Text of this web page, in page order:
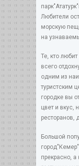
Любители
морскую
на
Те, кто
всего
одним из
туристским
городке вы
цвет и вкус,
ресторанов,
Большой
прекрасно,